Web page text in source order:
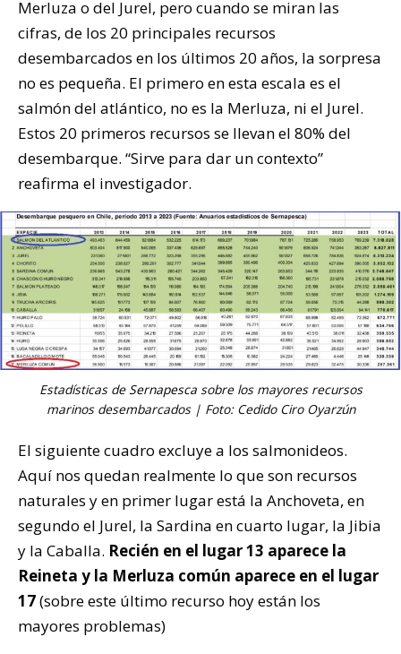
Merluza o del Jurel, pero cuando se miran las
cifras, de los 20 principales recursos
desembarcados en los últimos 20 años, la sorpresa
no es pequeña. El primero en esta escala es el
salmón del atlántico, no es la Merluza, ni el Jurel.
Estos 20 primeros recursos se llevan el 80% del
desembarque. “Sirve para dar un contexto”
reafirma el investigador.
Estadísticas deSernapescasobre los mayores recursos
marinos desembarcados | Foto: Cedido Ciro Oyarzún
El siguiente cuadro excluye a los salmonideos.
Aquí nos quedan realmente lo que son recursos
naturales y en primer lugar está la Anchoveta, en
segundo el Jurel, la Sardina en cuarto lugar, la Jibia
y la Caballa. Recién en el lugar 13 aparece la
Reineta y la Merluza común aparece en el lugar
17(sobre este último recurso hoy están los
mayores problemas)